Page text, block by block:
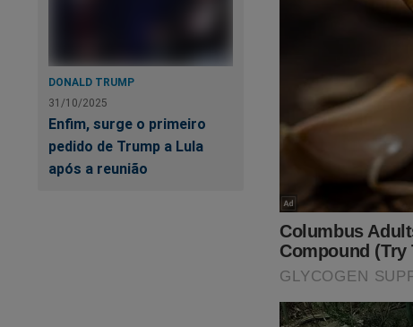
DONALD TRUMP
31/10/2025
Enfim, surge o primeiro
pedido de Trump a Lula
após a reunião